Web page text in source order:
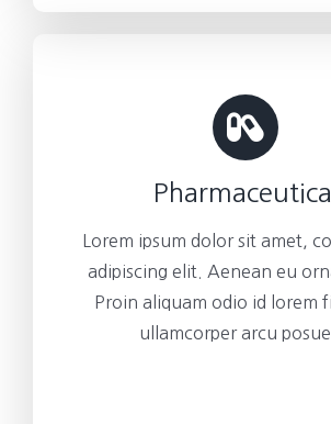
Pharmaceutical
Lorem ipsum dolor sit amet,
adipiscing elit. Aenean eu
Proin aliquam odio id lorem
ullamcorper arcu